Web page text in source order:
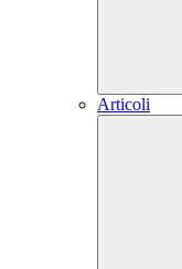
Articoli